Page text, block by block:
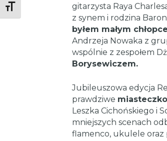
Toggle Font size
gitarzysta Raya
z synem i rodzina
byłem małym
Andrzeja Nowaka z
wspólnie z zespołem
Borysewiczem.
Jubileuszowa edycja
prawdziwe
Leszka Cichońskiego i
mniejszych scenach
flamenco, ukulele oraz